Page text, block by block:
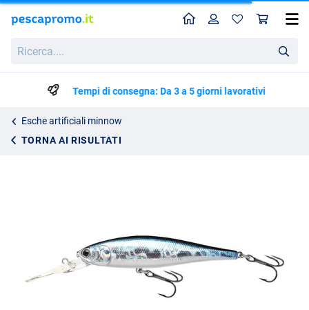
HomeProfilo
Tempi di consegna: Da 3 a 5 giorni lavorativi
Esche artificiali minnow
TORNA AI RISULTATI
Lucky Craft Pointer 100DD Crankbait 10cm (16.5g)